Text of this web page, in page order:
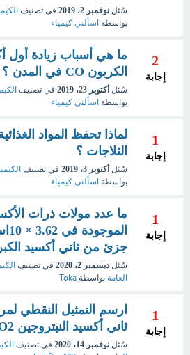
سُئل نوفمبر 2، 2019 في تصنيف
بواسطة اسألني كيمياء
2
إجابة
ما هي أسباب زيادة أول
الكربون CO في المدن ؟
سُئل أكتوبر 23، 2019 في تصنيف
بواسطة اسألنى كيمياء
1
إجابة
لماذا تحفظ المواد
الثلاجات ؟
سُئل أكتوبر 3، 2019 في تصنيف
بواسطة اسألنى كيمياء
1
إجابة
ما عدد مولات ذرات
جزئ من ثاني أكسيد
سُئل ديسمبر 2، 2020 في تصنيف
العامة بواسطة Toka
1
إجابة
ارسم التمثيل النقطي
ثاني أكسيد النيتروجين NO2؟
سُئل نوفمبر 14، 2020 في تصنيف